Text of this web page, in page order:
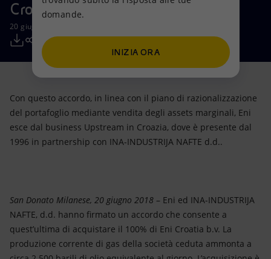
Persone e Partnership
Net Zero
Modello satellitare
Energia accessibile
Innovazione
Tecnologie per la transizione
Collaborazioni per l'innovazione
Attività nel mondo
Imprese
Mobilità
Croazia
20 giugno 2018 - 12:00 CEST
Con questo accordo, in linea con il piano di razionalizzazione
del portafoglio mediante vendita degli assets marginali, Eni
esce dal business Upstream in Croazia, dove è presente dal
1996 in partnership con INA-INDUSTRIJA NAFTE d.d..
San Donato Milanese, 20 giugno 2018 – Eni ed INA-INDUSTRIJA
NAFTE, d.d. hanno firmato un accordo che consente a
quest’ultima di acquistare il 100% di Eni Croatia b.v. La
produzione corrente di gas della società ceduta ammonta a
domande.
INIZIA ORA